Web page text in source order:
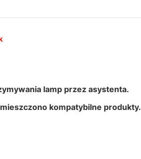
lamp przez asystenta.
kompatybilne produkty.